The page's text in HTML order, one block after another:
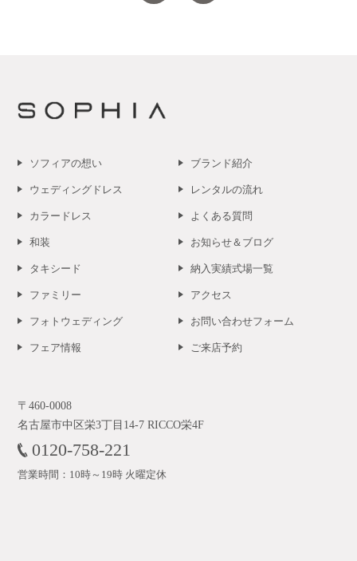
ソフィアの想い
ウェディングドレス
カラードレス
和装
タキシード
ファミリー
フォトウェディング
フェア情報
ブランド紹介
レンタルの流れ
よくある質問
お知らせ＆ブログ
納入実績式場一覧
アクセス
お問い合わせフォーム
ご来店予約
〒460-0008
名古屋市中区栄3丁目14-7 RICCO栄4F
0120-758-221
営業時間：10時～19時 火曜定休